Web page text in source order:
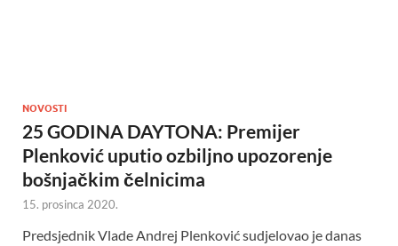
NOVOSTI
25 GODINA DAYTONA: Premijer
Plenković uputio ozbiljno upozorenje
bošnjačkim čelnicima
15. prosinca 2020.
Predsjednik Vlade Andrej Plenković sudjelovao je danas